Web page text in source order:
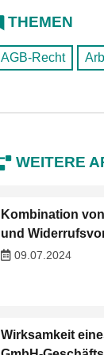
THEMEN
AGB-Recht
WEITERE
Kombination
und
09.07.2024
Wirksamkeit